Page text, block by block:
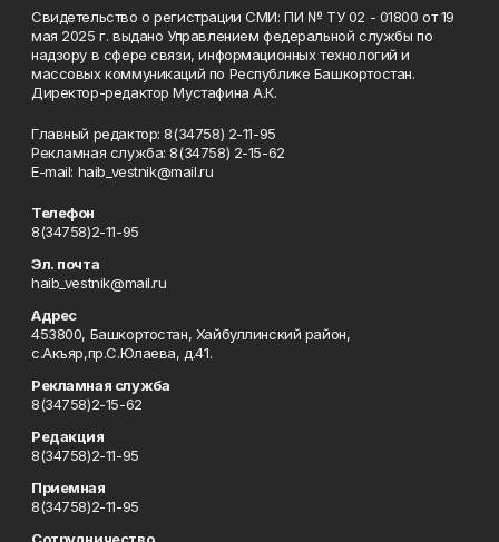
Свидетельство о регистрации СМИ: ПИ № ТУ 02 - 01800 от 19
мая 2025 г. выдано Управлением федеральной службы по
надзору в сфере связи, информационных технологий и
массовых коммуникаций по Республике Башкортостан.
Директор-редактор Мустафина А.К.
Главный редактор: 8(34758) 2-11-95
Рекламная служба: 8(34758) 2-15-62
Е-mаil: haib_vestnik@mail.ru
Телефон
8(34758)2-11-95
Эл. почта
haib_vestnik@mail.ru
Адрес
453800, Башкортостан, Хайбуллинский район,
с.Акъяр,пр.С.Юлаева, д.41.
Рекламная служба
8(34758)2-15-62
Редакция
8(34758)2-11-95
Приемная
8(34758)2-11-95